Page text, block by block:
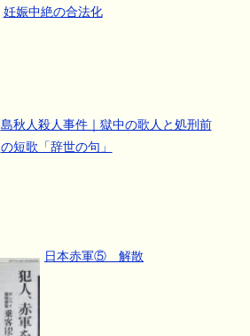
妊娠中絶の合法化
島秋人殺人事件｜獄中の歌人と処刑前
の短歌「辞世の句」
日本赤軍⑤ 解散